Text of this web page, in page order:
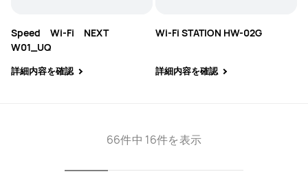
Speed Wi-Fi NEXT
W01_UQ
詳細内容を確認
Wi-Fi STATION HW-02G
詳細内容を確認
66件中 16件を表示